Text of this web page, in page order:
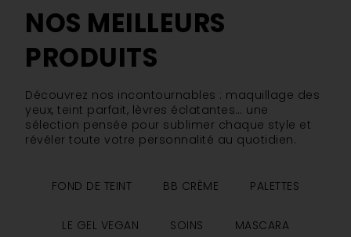
NOS MEILLEURS
PRODUITS
Découvrez nos incontournables : maquillage des
yeux, teint parfait, lèvres éclatantes… une
sélection pensée pour sublimer chaque style et
révéler toute votre personnalité au quotidien.
FOND DE TEINT BB CRÈME PALETTES
LE GEL VEGAN SOINS MASCARA